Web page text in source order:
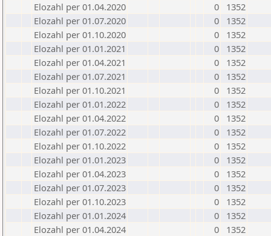
Elozahl per 01.04.2020
0
1352
Elozahl per 01.07.2020
0
1352
Elozahl per 01.10.2020
0
1352
Elozahl per 01.01.2021
0
1352
Elozahl per 01.04.2021
0
1352
Elozahl per 01.07.2021
0
1352
Elozahl per 01.10.2021
0
1352
Elozahl per 01.01.2022
0
1352
Elozahl per 01.04.2022
0
1352
Elozahl per 01.07.2022
0
1352
Elozahl per 01.10.2022
0
1352
Elozahl per 01.01.2023
0
1352
Elozahl per 01.04.2023
0
1352
Elozahl per 01.07.2023
0
1352
Elozahl per 01.10.2023
0
1352
Elozahl per 01.01.2024
0
1352
Elozahl per 01.04.2024
0
1352